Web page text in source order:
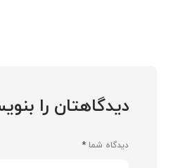
دیدگاهتان را
دیدگاه شما *